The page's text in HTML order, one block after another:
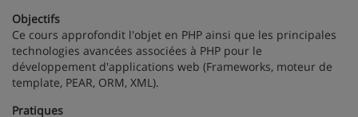
Objectifs
Ce cours approfondit l'objet en PHP ainsi que les principales
technologies avancées associées à PHP pour le
développement d'applications web (Frameworks, moteur de
template, PEAR, ORM, XML).
Pratiques